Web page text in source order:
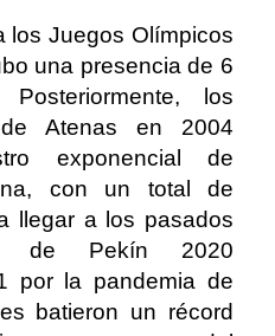
los Juegos Olímpicos
una presencia de 6
los
Atenas en 2004
exponencial de
con un total de
llegar a los pasados
de Pekín 2020
por la pandemia de
batieron un récord